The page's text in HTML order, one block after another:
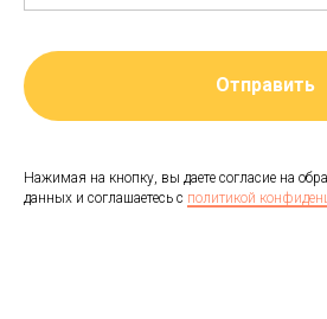
Отправить
Нажимая на кнопку, вы даете согласие на
данных и соглашаетесь c политикой